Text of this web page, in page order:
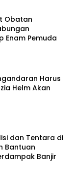
Obatan
Enam Pemuda
Harus
Helm Akan
dan Tentara di
Bantuan
Banjir